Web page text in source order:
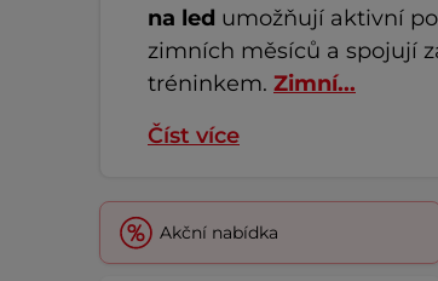
na led umožňují aktivní
zimních měsíců a spojují
tréninkem. Zimní...
Číst více
Akční nabídka